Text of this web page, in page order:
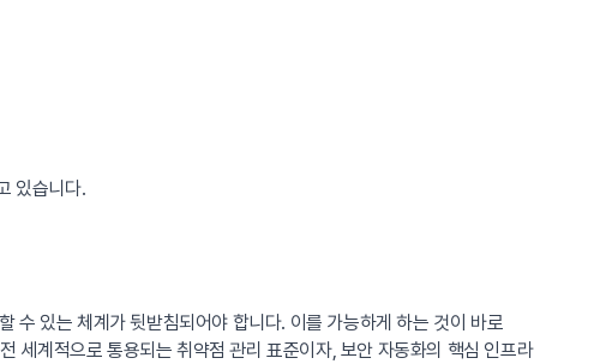
있습니다.
수 있는 체계가 뒷받침되어야 합니다. 이를 가능하게 하는 것이 바로
세계적으로 통용되는 취약점 관리 표준이자, 보안 자동화의 핵심 인프라